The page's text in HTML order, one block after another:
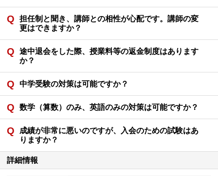
担任制と聞き、講師との相性が心配です。講師の変
更はできますか？
途中退会をした際、授業料等の返金制度はあります
か？
中学受験の対策は可能ですか？
数学（算数）のみ、英語のみの対策は可能ですか？
成績が非常に悪いのですが、入会のための試験はあ
りますか？
詳細情報